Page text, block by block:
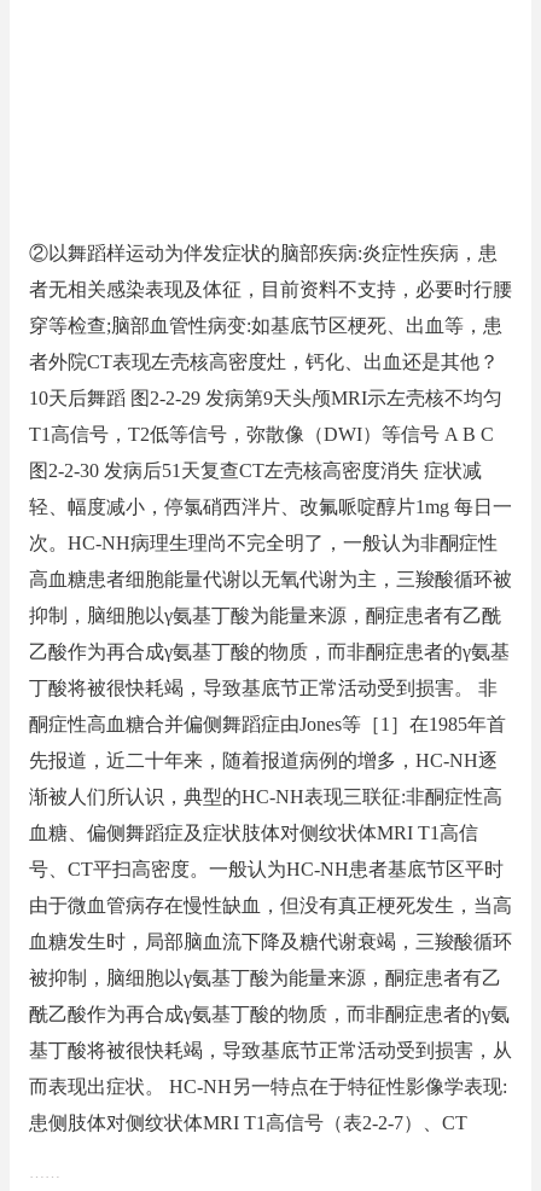
②以舞蹈样运动为伴发症状的脑部疾病:炎症性疾病，患
者无相关感染表现及体征，目前资料不支持，必要时行腰
穿等检查;脑部血管性病变:如基底节区梗死、出血等，患
者外院CT表现左壳核高密度灶，钙化、出血还是其他？
10天后舞蹈 图2-2-29 发病第9天头颅MRI示左壳核不均匀
T1高信号，T2低等信号，弥散像（DWI）等信号 A B C
图2-2-30 发病后51天复查CT左壳核高密度消失 症状减
轻、幅度减小，停氯硝西泮片、改氟哌啶醇片1mg 每日一
次。HC-NH病理生理尚不完全明了，一般认为非酮症性
高血糖患者细胞能量代谢以无氧代谢为主，三羧酸循环被
抑制，脑细胞以γ氨基丁酸为能量来源，酮症患者有乙酰
乙酸作为再合成γ氨基丁酸的物质，而非酮症患者的γ氨基
丁酸将被很快耗竭，导致基底节正常活动受到损害。 非
酮症性高血糖合并偏侧舞蹈症由Jones等［1］在1985年首
先报道，近二十年来，随着报道病例的增多，HC-NH逐
渐被人们所认识，典型的HC-NH表现三联征:非酮症性高
血糖、偏侧舞蹈症及症状肢体对侧纹状体MRI T1高信
号、CT平扫高密度。一般认为HC-NH患者基底节区平时
由于微血管病存在慢性缺血，但没有真正梗死发生，当高
血糖发生时，局部脑血流下降及糖代谢衰竭，三羧酸循环
被抑制，脑细胞以γ氨基丁酸为能量来源，酮症患者有乙
酰乙酸作为再合成γ氨基丁酸的物质，而非酮症患者的γ氨
基丁酸将被很快耗竭，导致基底节正常活动受到损害，从
而表现出症状。 HC-NH另一特点在于特征性影像学表现:
患侧肢体对侧纹状体MRI T1高信号（表2-2-7）、CT
……